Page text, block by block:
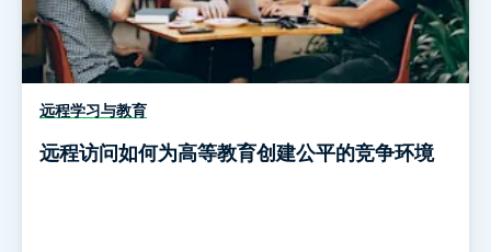
远程学习与教育
远程访问如何为高等教育创建公平的竞争环境